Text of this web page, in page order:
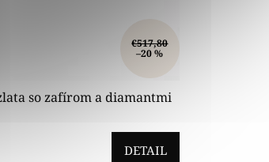
€517,80
–20 %
so zafírom a diamantmi
DETAIL